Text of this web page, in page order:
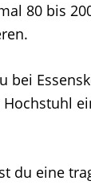
80 bis
bei
du eine